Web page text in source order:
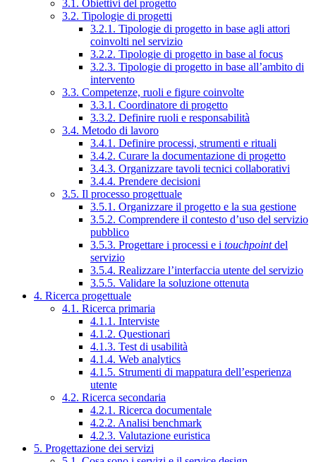
3.1. Obiettivi del progetto
3.2. Tipologie di progetti
3.2.1. Tipologie di progetto in base agli attori
coinvolti nel servizio
3.2.2. Tipologie di progetto in base al focus
3.2.3. Tipologie di progetto in base all’ambito di
intervento
3.3. Competenze, ruoli e figure coinvolte
3.3.1. Coordinatore di progetto
3.3.2. Definire ruoli e responsabilità
3.4. Metodo di lavoro
3.4.1. Definire processi, strumenti e rituali
3.4.2. Curare la documentazione di progetto
3.4.3. Organizzare tavoli tecnici collaborativi
3.4.4. Prendere decisioni
3.5. Il processo progettuale
3.5.1. Organizzare il progetto e la sua gestione
3.5.2. Comprendere il contesto d’uso del servizio
pubblico
3.5.3. Progettare i processi e i touchpointdel
servizio
3.5.4. Realizzare l’interfaccia utente del servizio
3.5.5. Validare la soluzione ottenuta
4. Ricerca progettuale
4.1. Ricerca primaria
4.1.1. Interviste
4.1.2. Questionari
4.1.3. Test di usabilità
4.1.4. Web analytics
4.1.5. Strumenti di mappatura dell’esperienza
utente
4.2. Ricerca secondaria
4.2.1. Ricerca documentale
4.2.2. Analisi benchmark
4.2.3. Valutazione euristica
5. Progettazione dei servizi